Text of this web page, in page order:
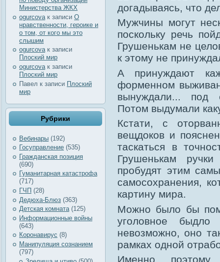
Министерства ЖКХ
ogurcova к записи О
нравственности, героике и
о том, от кого мы это
слышим
ogurcovaк записи
Плоский мир
ogurcova к записи
Плоский мир
Павел к записи Плоский
мир
Рубрики
Вебинары (192)
Госуправление (535)
Гражданская позиция
(690)
Гуманитарная катастрофа
(717)
ГЧП (28)
Дедюха-Блюз (363)
Детская комната(125)
Информационные войны
(643)
Коронавирус (8)
Манипуляция сознанием
(797)
догадываясь, что
Мужчины могут
поскольку речь
Грушенькам не
к этому не
А принуждают
форменном
вынуждали... под
Потом выдумали
Кстати, с
вещдоков и
таскаться в
Грушенькам
пробудят этим
самосохранения,
картину мира.
Можно было бы
уголовное
невозможно, оно
рамках одной
Именно